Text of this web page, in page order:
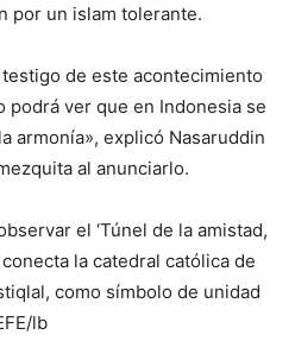
por un islam tolerante.
de este acontecimiento
podrá ver que en Indonesia se
armonía», explicó Nasaruddin
al anunciarlo.
el ‘Túnel de la amistad,
la catedral católica de
como símbolo de unidad
lb